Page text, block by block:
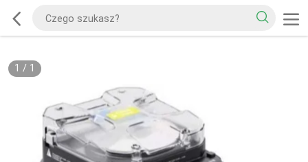
1 / 1